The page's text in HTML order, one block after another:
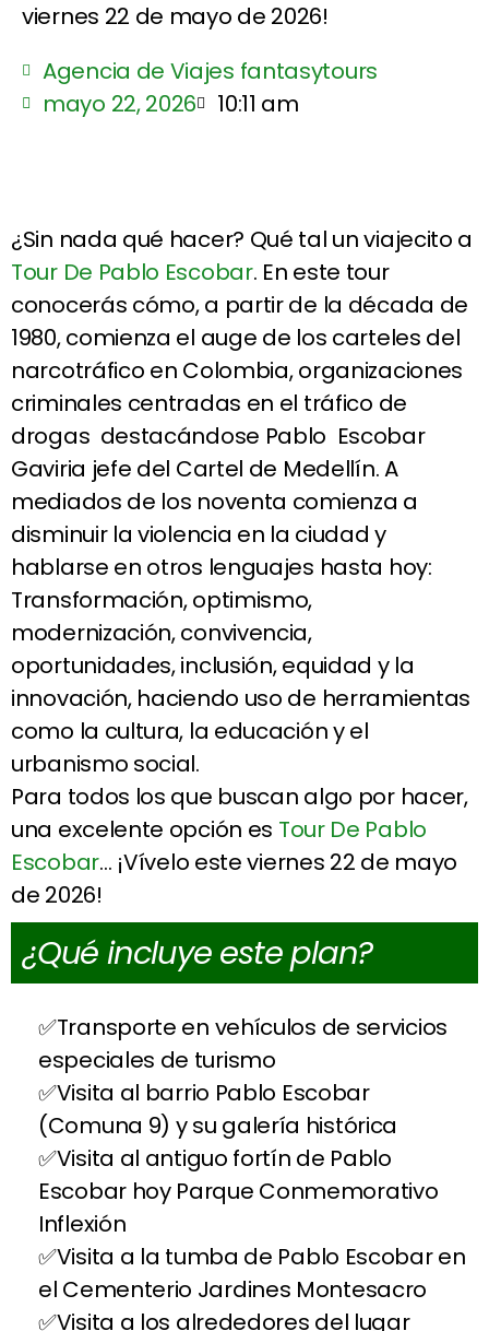
viernes 22 de mayo de 2026!
Agencia de Viajes fantasytours
mayo 22, 2026
10:11 am
¿Sin nada qué hacer? Qué tal un viajecito a
Tour De Pablo Escobar. En este tour
conocerás cómo, a partir de la década de
1980, comienza el auge de los carteles del
narcotráfico en Colombia, organizaciones
criminales centradas en el tráfico de
drogas destacándose Pablo Escobar
Gaviria jefe del Cartel de Medellín. A
mediados de los noventa comienza a
disminuir la violencia en la ciudad y
hablarse en otros lenguajes hasta hoy:
Transformación, optimismo,
modernización, convivencia,
oportunidades, inclusión, equidad y la
innovación, haciendo uso de herramientas
como la cultura, la educación y el
urbanismo social.
Para todos los que buscan algo por hacer,
una excelente opción es Tour De Pablo
Escobar… ¡Vívelo este viernes 22 de mayo
de 2026!
¿Qué incluye este plan?
Transporte en vehículos de servicios
especiales de turismo
Visita al barrio Pablo Escobar
(Comuna 9) y su galería histórica
Visita al antiguo fortín de Pablo
Escobar hoy Parque Conmemorativo
Inflexión
Visita a la tumba de Pablo Escobar en
el Cementerio Jardines Montesacro
Visita a los alrededores del lugar